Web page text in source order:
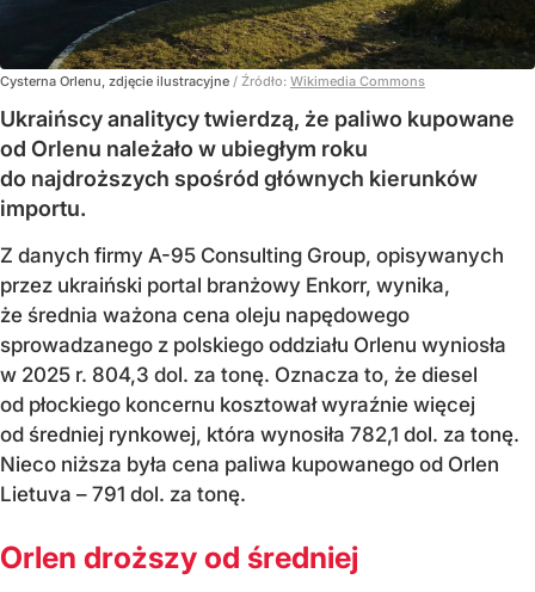
Cysterna Orlenu, zdjęcie ilustracyjne / Źródło: Wikimedia Commons
Ukraińscy analitycy twierdzą, że paliwo kupowane
od Orlenu należało w ubiegłym roku
do najdroższych spośród głównych kierunków
importu.
Z danych firmy A-95 Consulting Group, opisywanych
przez ukraiński portal branżowy Enkorr, wynika,
że średnia ważona cena oleju napędowego
sprowadzanego z polskiego oddziału Orlenu wyniosła
w 2025 r. 804,3 dol. za tonę. Oznacza to, że diesel
od płockiego koncernu kosztował wyraźnie więcej
od średniej rynkowej, która wynosiła 782,1 dol. za tonę.
Nieco niższa była cena paliwa kupowanego od Orlen
Lietuva – 791 dol. za tonę.
Orlen droższy od średniej